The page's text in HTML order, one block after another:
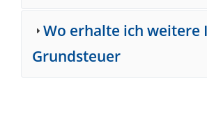
Wo erhalte ich weitere
Grundsteuer